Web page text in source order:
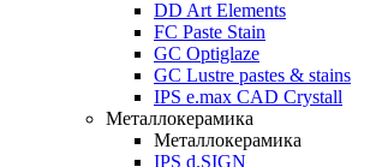
DD Art Elements
FC Paste Stain
GC Optiglaze
GC Lustre pastes & stains
IPS e.max CAD Crystall
Металлокерамика
Металлокерамика
IPS d.SIGN